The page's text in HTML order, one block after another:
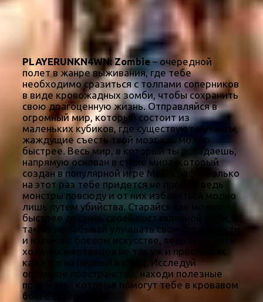
PLAYERUNKN4WN: Zombie– очередной
полет в жанре выживания, где тебе
необходимо сразиться с толпами соперников
в виде кровожадных зомби, чтобы сохранить
свою драгоценную жизнь. Отправляйся в
огромный мир, который состоит из
маленьких кубиков, где существуют мутанты,
жаждущие съесть твой мозг как можно
быстрее. Весь мир, в который ты попадаешь,
напрямую основан в стиле мира, который
создан в популярной игре Майнкрафт. Только
на этот раз тебе придется не просто, ведь
монстры повсюду и от них избавиться модно
лишь путем убийства. Старайся как можно
быстрее достичь своей поставленной цели, а
также не забывай улучшать свои способности
и навыки в боевом искусстве, ведь победить
ходячих мертвецов не так уж и просто, как
кажется на первый взгляд. Исследуй
огромное пространство, находи полезные
предметы, которые помогут тебе в кровавом
бою с соперником.